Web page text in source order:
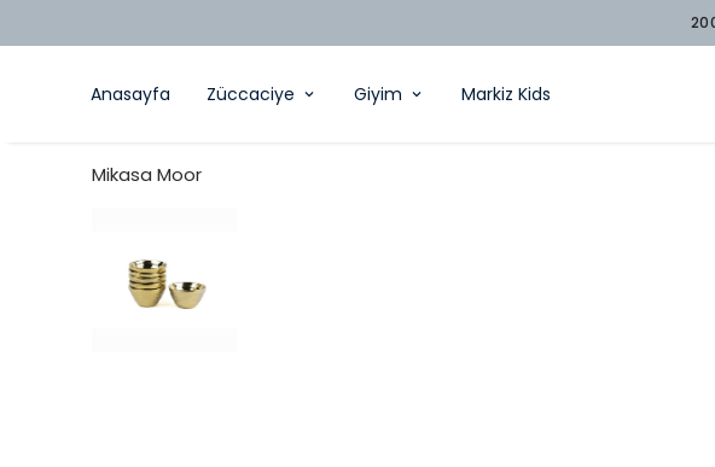
Anasayfa Züccaciye Giyim Markiz Kids
Mikasa Moor